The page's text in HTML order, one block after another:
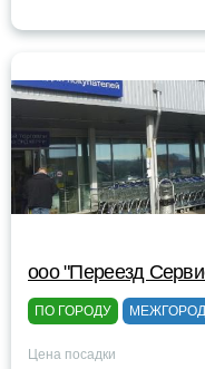
ооо "Переезд
ПО ГОРОДУ МЕЖГОРОД
Цена посадки